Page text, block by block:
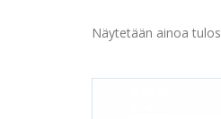
Näytetään ainoa tulos